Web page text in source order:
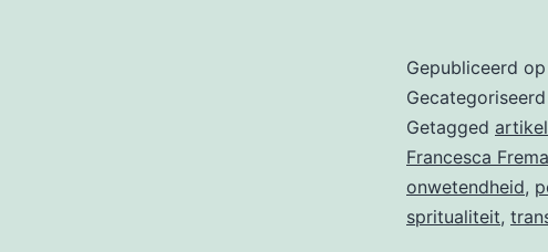
Gepubliceerd op
Getagged artikel
Francesca
onwetendheid,
spritualiteit,